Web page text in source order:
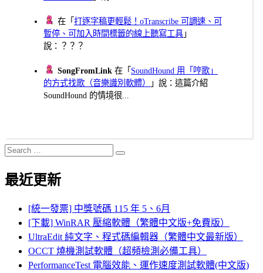
在「打逐字稿更輕鬆！oTranscribe 可調速、可
暫停、可加入時間標籤的線上聽寫工具 」
說：？？？
SongFromLink 在「 SoundHound 用「哼歌」
的方式找歌（音樂識別軟體）
」說：這篇介紹
SoundHound 的情境很...
Search
for:
Search
最近更新
[統一發票] 中獎號碼 115 年 5、6月
[下載] WinRAR 壓縮軟體（繁體中文版+免費版）
UltraEdit 純文字、程式碼編輯器（繁體中文最新版）
OCCT 燒機測試軟體（超頻檢測必備工具）
PerformanceTest 電腦效能、運作速度測試軟體(中文版)